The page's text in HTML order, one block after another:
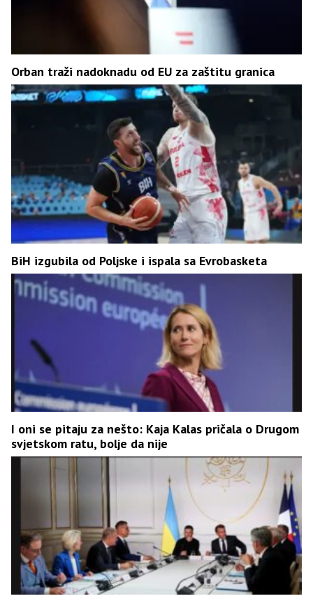
Orban traži nadoknadu od EU za zaštitu granica
BiH izgubila od Poljske i ispala sa Evrobasketa
I oni se pitaju za nešto: Kaja Kalas pričala o Drugom
svjetskom ratu, bolje da nije